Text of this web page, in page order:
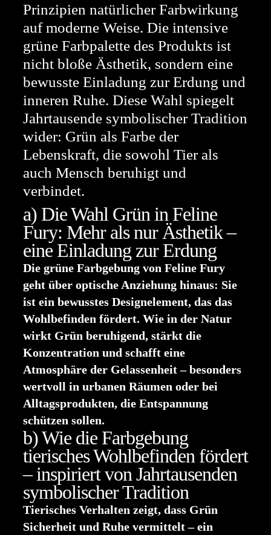
Prinzipien natürlicher Farbwirkung
auf moderne Weise. Die intensive
grüne Farbpalette des Produkts ist
nicht bloße Ästhetik, sondern eine
bewusste Einladung zur Erdung und
inneren Ruhe. Diese Wahl spiegelt
Jahrtausende symbolischer Tradition
wider: Grün als Farbe der
Lebenskraft, die sowohl Tier als
auch Mensch beruhigt und
verbindet.
a) Die Wahl Grün in Feline
Fury: Mehr als nur Ästhetik –
eine Einladung zur Erdung
Die grüne Farbgebung von Feline Fury
geht über optische Anziehung hinaus: Sie
ist ein bewusstes Designelement, das das
Wohlbefinden fördert. Wie in der Natur
wirkt Grün beruhigend, stärkt die
Konzentration und schafft eine
Atmosphäre der Gelassenheit – besonders
wertvoll in urbanen Räumen oder bei
Alltagsprodukten, die Entspannung
schützen sollen.
b) Wie die Farbgebung
tierisches Wohlbefinden fördert
– inspiriert von Jahrtausenden
symbolischer Tradition
Tierisches Verhalten zeigt, dass Grün
Sicherheit und Ruhe vermittelt – ein